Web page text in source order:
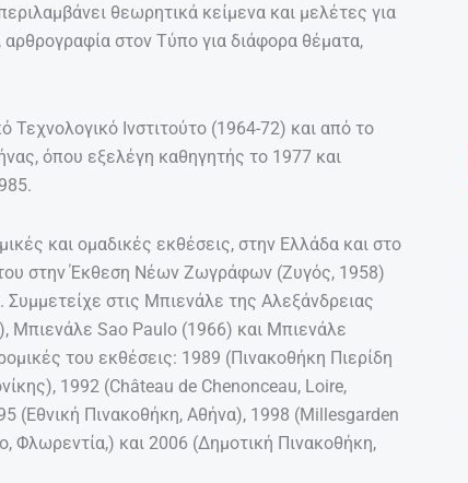
θεωρητικά κείμενα και μελέτες για
στον Τύπο για διάφορα θέματα,
Ινστιτούτο (1964-72) και από το
όπου εξελέγη καθηγητής το 1977 και
και ομαδικές εκθέσεις, στην Ελλάδα και στο
στην Έκθεση Νέων Ζωγράφων (Ζυγός, 1958)
στις Μπιενάλε της Αλεξάνδρειας
Μπιενάλε Sao Paulo (1966) και Μπιενάλε
του εκθέσεις: 1989 (Πινακοθήκη Πιερίδη
1992 (Château de Chenonceau, Loire,
(Εθνική Πινακοθήκη, Αθήνα), 1998 (Millesgarden
Φλωρεντία,) και 2006 (Δημοτική Πινακοθήκη,